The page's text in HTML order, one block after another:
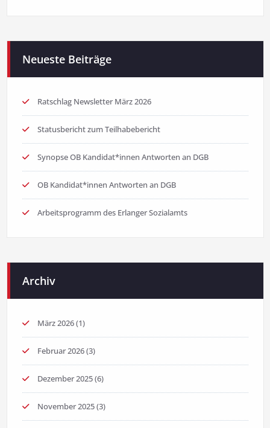
Neueste Beiträge
Ratschlag Newsletter März 2026
Statusbericht zum Teilhabebericht
Synopse OB Kandidat*innen Antworten an DGB
OB Kandidat*innen Antworten an DGB
Arbeitsprogramm des Erlanger Sozialamts
Archiv
März 2026(1)
Februar 2026(3)
Dezember 2025(6)
November 2025(3)